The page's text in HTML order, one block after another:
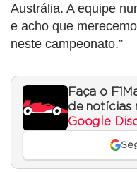
Austrália. A equipe
e acho que
neste campeonato.”
Faça o
de notícias
Google